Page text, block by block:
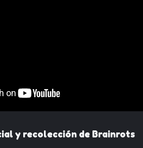
y recolección de Brainrots